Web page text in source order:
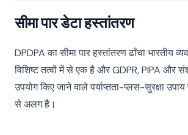
सीमा पार डेटा हस्तांतरण
DPDPA का सीमा पार हस्तांतरण ढाँचा भारतीय
विशिष्ट तत्वों में से एक है और GDPR, PIPA और
उपयोग किए जाने वाले पर्याप्तता-प्लस-सुरक्षा
से अलग है।